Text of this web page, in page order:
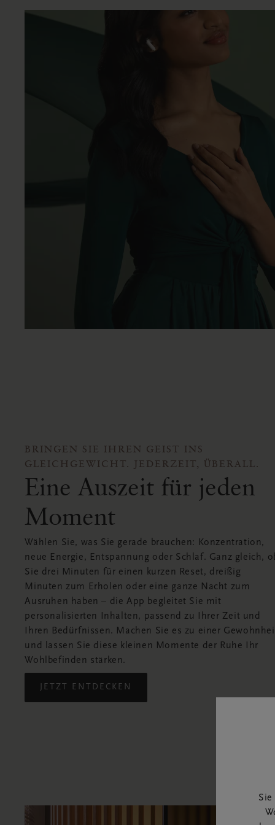
BRINGEN SIE IHREN GEIST INS
GLEICHGEWICHT. JEDERZEIT, ÜBERALL.
Eine Auszeit für jeden
Moment
Wählen Sie, was Sie gerade brauchen: Konzentration,
neue Energie, Entspannung oder Schlaf. Ganz gleich,
Sie drei Minuten für einen kurzen Reset, dreißig
Minuten zum Erholen oder eine ganze Nacht zum
Ausruhen haben – die App begleitet Sie mit
personalisierten Inhalten, passend zu Ihrer Zeit und
Ihren Bedürfnissen. Machen Sie es zu einer
und lassen Sie diese kleinen Momente der Ruhe Ihr
Wohlbefinden stärken.
JETZT ENTDECKEN